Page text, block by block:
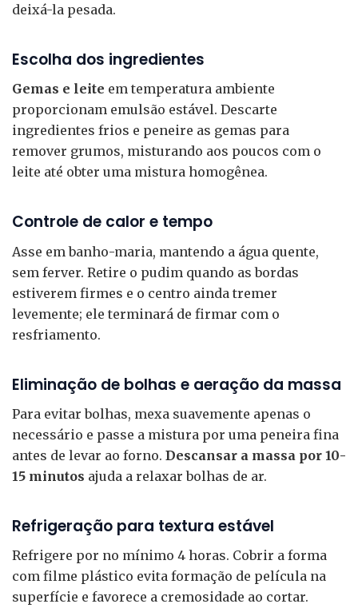
deixá-la pesada.
Escolha dos ingredientes
Gemas e leite em temperatura ambiente
proporcionam emulsão estável. Descarte
ingredientes frios e peneire as gemas para
remover grumos, misturando aos poucos com o
leite até obter uma mistura homogênea.
Controle de calor e tempo
Asse em banho-maria, mantendo a água quente,
sem ferver. Retire o pudim quando as bordas
estiverem firmes e o centro ainda tremer
levemente; ele terminará de firmar com o
resfriamento.
Eliminação de bolhas e aeração da massa
Para evitar bolhas, mexa suavemente apenas o
necessário e passe a mistura por uma peneira fina
antes de levar ao forno. Descansar a massa por 10-
15 minutos ajuda a relaxar bolhas de ar.
Refrigeração para textura estável
Refrigere por no mínimo 4 horas. Cobrir a forma
com filme plástico evita formação de película na
superfície e favorece a cremosidade ao cortar.